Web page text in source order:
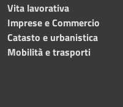
Vita lavorativa
Imprese e Commercio
Catasto e urbanistica
Mobilità e trasporti